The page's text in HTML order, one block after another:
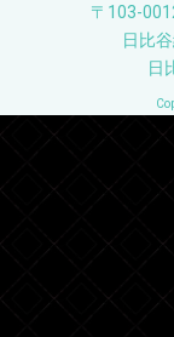
〒103-
日比
日